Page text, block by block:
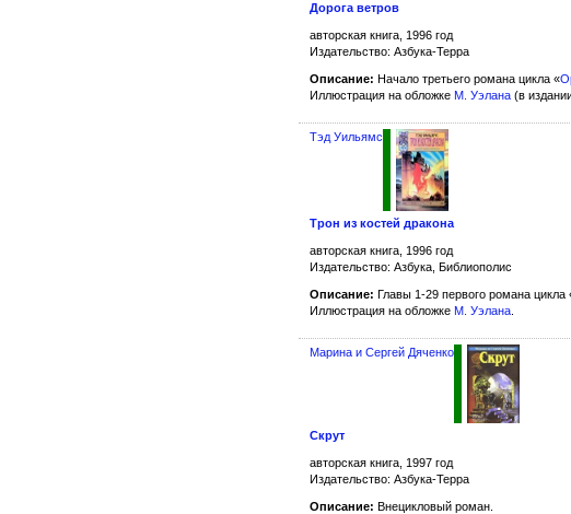
Дорога ветров
авторская книга, 1996 год
Издательство: Азбука-Терра
Описание: Начало третьего романа цикла «
Иллюстрация на обложке М. Уэлана (в
Тэд Уильямс
Трон из костей дракона
авторская книга, 1996 год
Издательство: Азбука, Библиополис
Описание: Главы 1-29 первого романа цикла
Иллюстрация на обложке М. Уэлана
Марина и Сергей Дяченко
Скрут
авторская книга, 1997 год
Издательство: Азбука-Терра
Описание: Внецикловый роман.